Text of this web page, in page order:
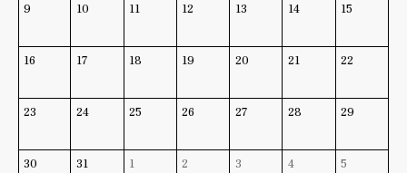
9 10 11 12 13 14 15
16 17 18 19 20 21 22
23 24 25 26 27 28 29
30 31 1 2 3 4 5